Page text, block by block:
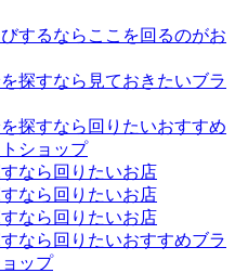
するならここを回るのがお
探すなら見ておきたいブラ
探すなら回りたいおすすめ
ショップ
なら回りたいお店
なら回りたいお店
なら回りたいお店
なら回りたいおすすめブラ
ップ